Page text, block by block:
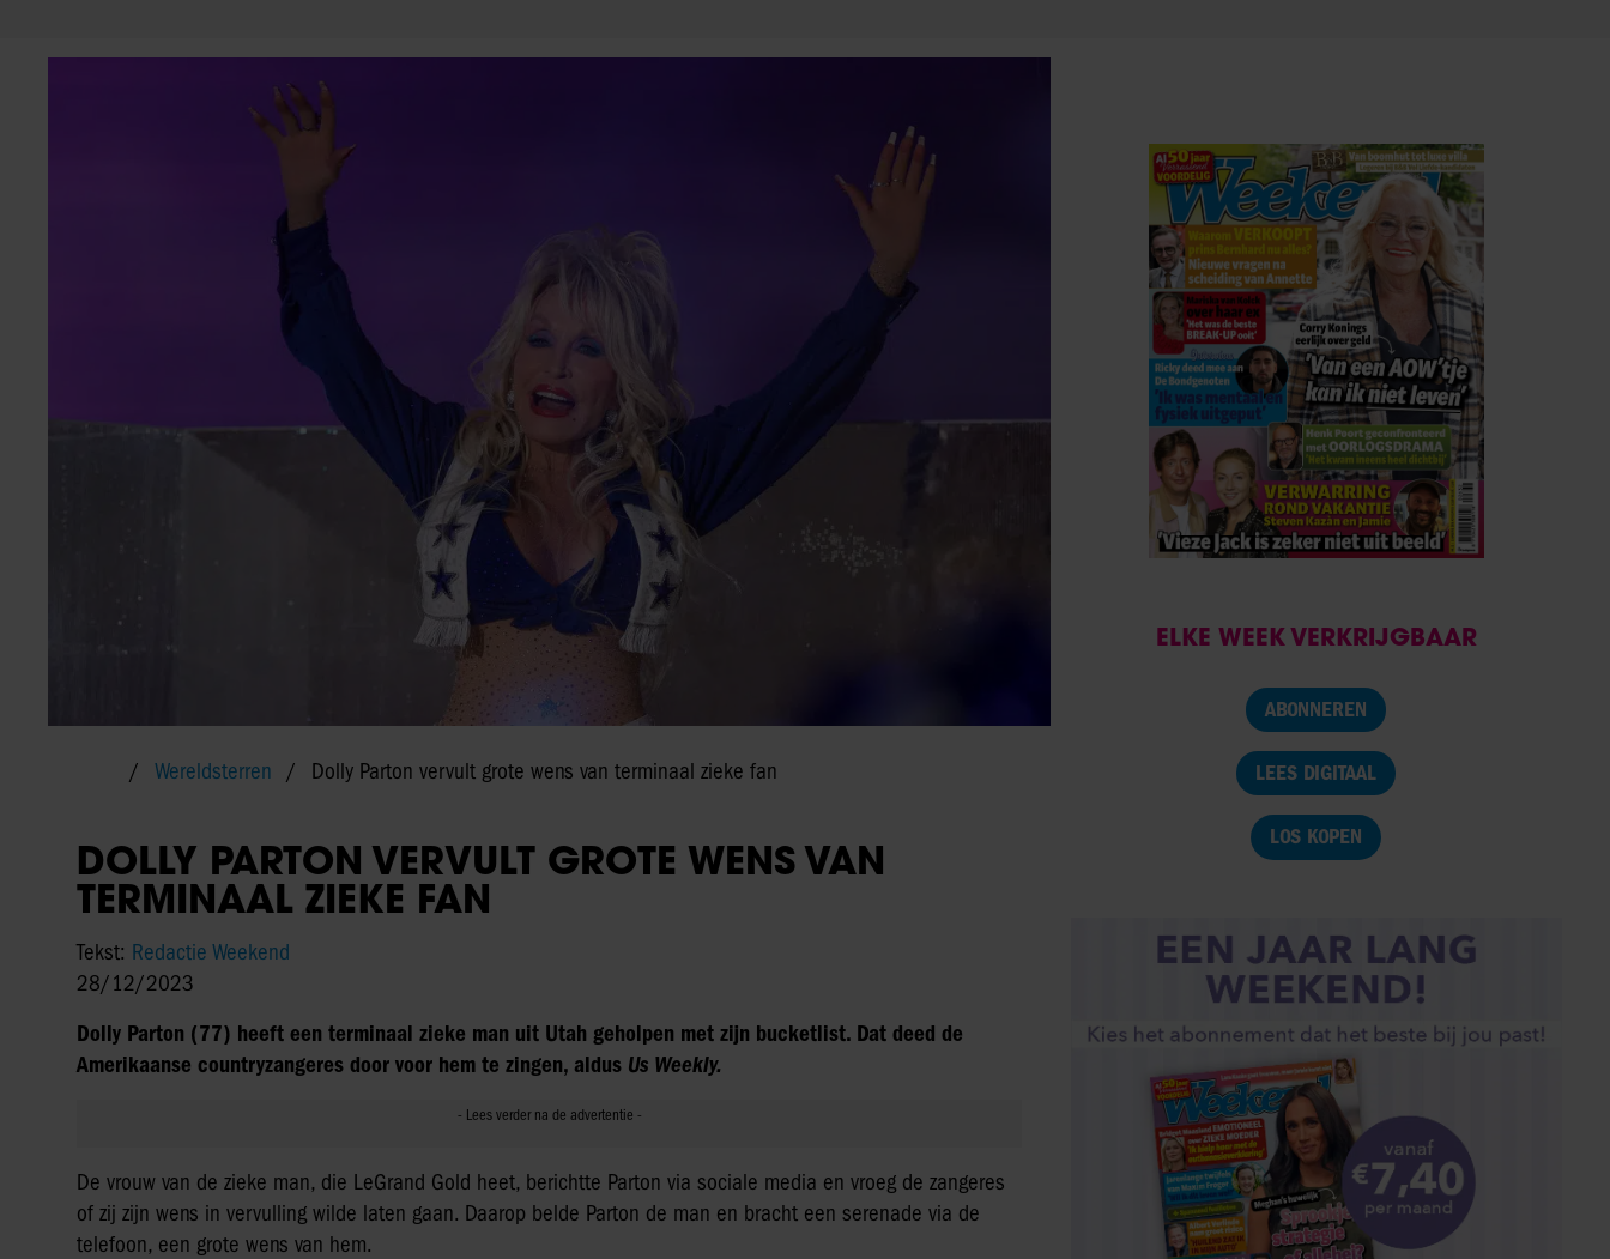
Wereldsterren Dolly Parton vervult grote wens van terminaal zieke fan
DOLLY PARTON VERVULT GROTE WENS VAN
TERMINAAL ZIEKE FAN
Tekst: Redactie Weekend
28/12/2023
Dolly Parton (77) heeft een terminaal zieke man uit Utah geholpen met zijn bucketlist. Dat deed de
Amerikaanse countryzangeres door voor hem te zingen, aldus Us Weekly.
De vrouw van de zieke man, die LeGrand Gold heet, berichtte Parton via sociale media en vroeg de zangeres
of zij zijn wens in vervulling wilde laten gaan. Daarop belde Parton de man en bracht een serenade via de
telefoon, een grote wens van hem.
ELKE WEEK VERKRIJGBAAR
ABONNEREN
LEES DIGITAAL
LOS KOPEN